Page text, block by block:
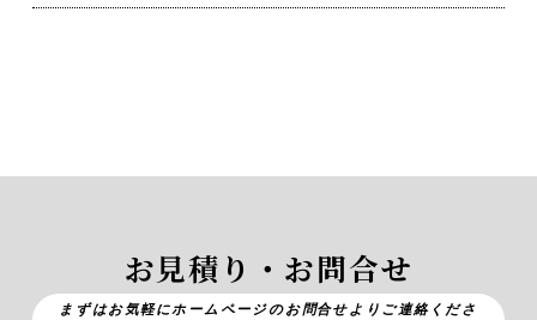
お見積り・お問合せ
まずはお気軽にホームページのお問合せよりご連絡くださ